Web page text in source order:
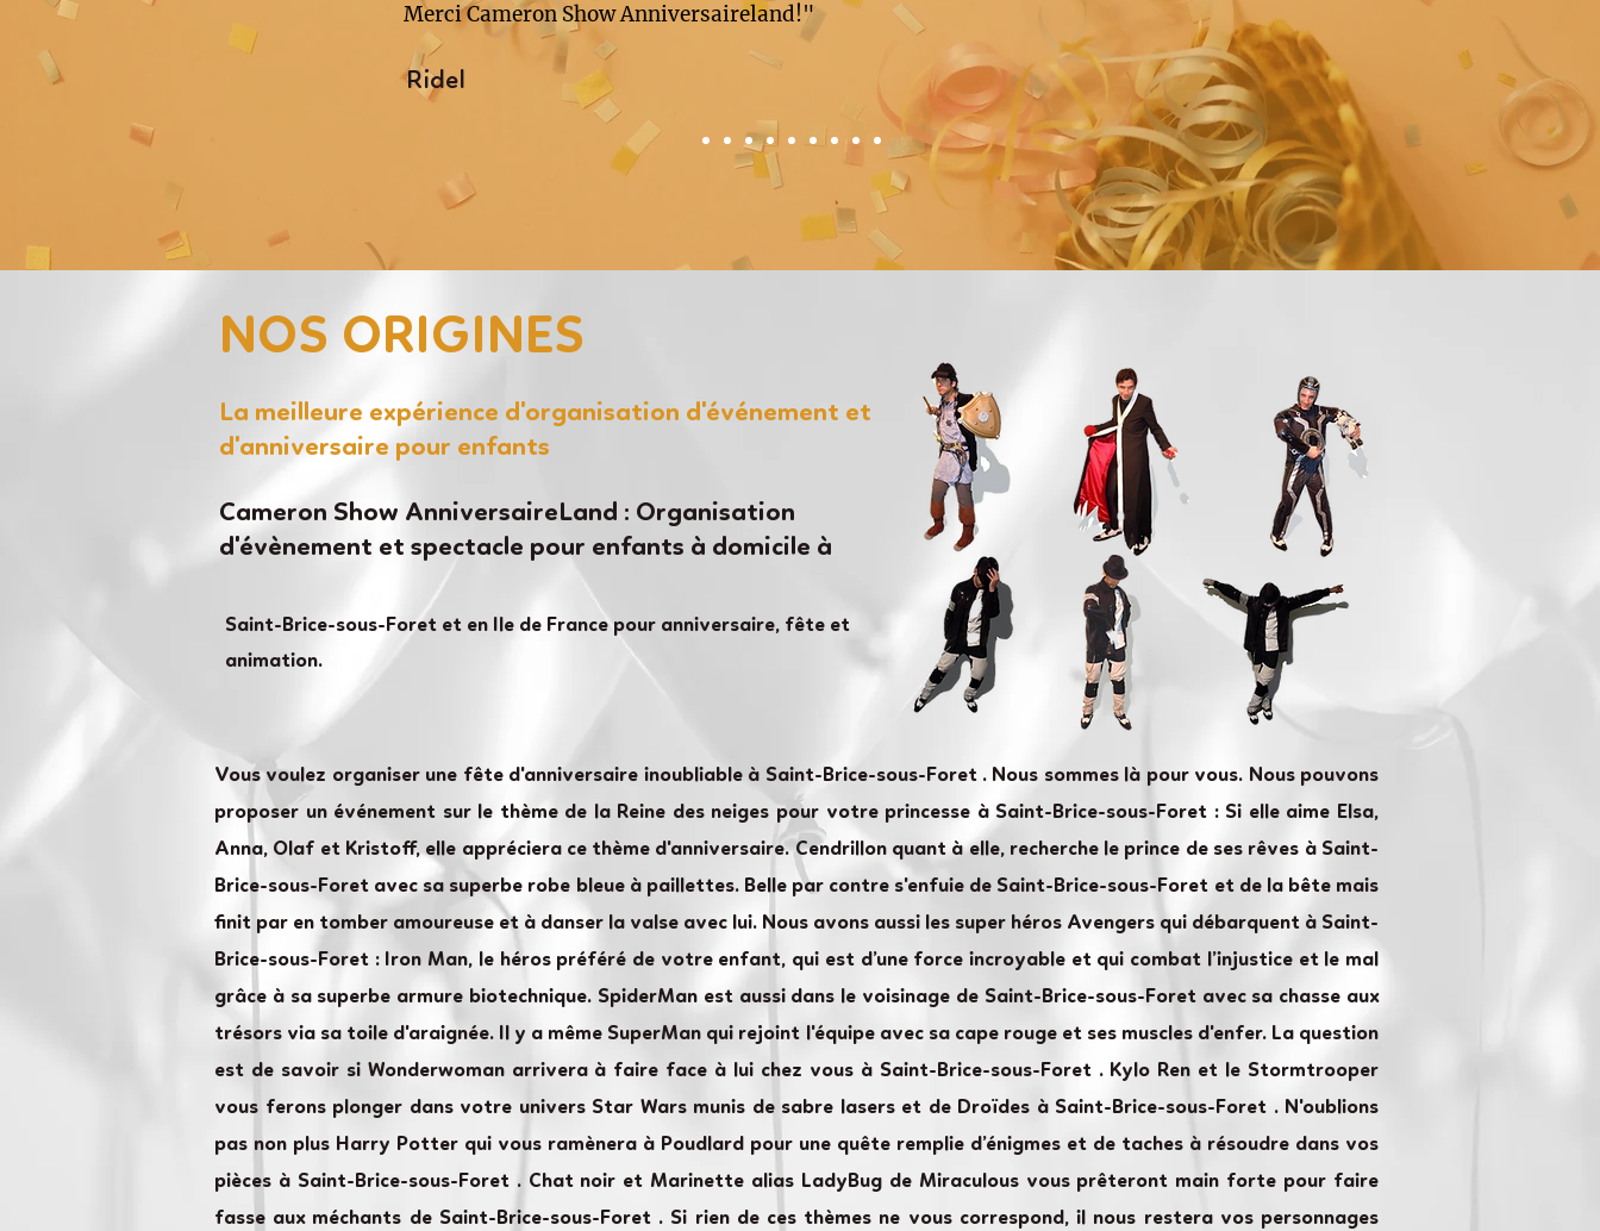
Merci Cameron Show Anniversaireland!"
Ridel
NOS ORIGINES
La meilleure expérience d'organisation d'événement et
d'anniversaire pour enfants
Cameron Show AnniversaireLand : Organisation
d'évènement et spectacle pour enfants à domicile à
Saint-Brice-sous-Foret et en Ile de France pour anniversaire, fête et
animation.
Vous voulez organiser une fête d'anniversaire inoubliable à Saint-Brice-sous-Foret . Nous sommes là pour vous. Nous pouvons
proposer un événement sur le thème de la Reine des neiges pour votre princesse à Saint-Brice-sous-Foret : Si elle aime Elsa,
Anna, Olaf et Kristoff, elle appréciera ce thème d'anniversaire. Cendrillon quant à elle, recherche le prince de ses rêves à Saint-
Brice-sous-Foret avec sa superbe robe bleue à paillettes. Belle par contre s'enfuie de Saint-Brice-sous-Foret et de la bête mais
finit par en tomber amoureuse et à danser la valse avec lui. Nous avons aussi les super héros Avengers qui débarquent à Saint-
Brice-sous-Foret : Iron Man, le héros préféré de votre enfant, qui est d’une force incroyable et qui combat l’injustice et le mal
grâce à sa superbe armure biotechnique. SpiderMan est aussi dans le voisinage de Saint-Brice-sous-Foret avec sa chasse aux
trésors via sa toile d'araignée. Il y a même SuperMan qui rejoint l'équipe avec sa cape rouge et ses muscles d'enfer. La question
est de savoir si Wonderwoman arrivera à faire face à lui chez vous à Saint-Brice-sous-Foret . Kylo Ren et le Stormtrooper
vous ferons plonger dans votre univers Star Wars munis de sabre lasers et de Droïdes à Saint-Brice-sous-Foret . N'oublions
pas non plus Harry Potter qui vous ramènera à Poudlard pour une quête remplie d’énigmes et de taches à résoudre dans vos
pièces à Saint-Brice-sous-Foret . Chat noir et Marinette alias LadyBug de Miraculous vous prêteront main forte pour faire
fasse aux méchants de Saint-Brice-sous-Foret . Si rien de ces thèmes ne vous correspond, il nous restera vos personnages